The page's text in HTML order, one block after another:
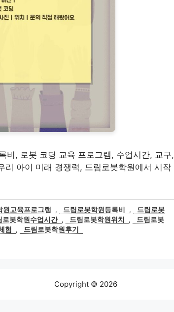
, 로봇 코딩 교육 프로그램, 수업시간, 교구,
아이 미래 경쟁력, 드림로봇학원에서 시작
원교육프로그램 , 드림로봇학원등록비 ,
드림로봇
로봇학원수업시간 , 드림로봇학원위치 ,
드림로봇
험 , 드림로봇학원후기
Copyright © 2026